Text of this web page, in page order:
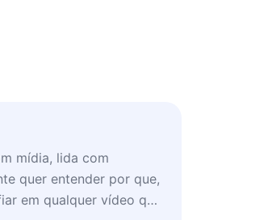
mídia, lida com
quer entender por que,
em qualquer vídeo que